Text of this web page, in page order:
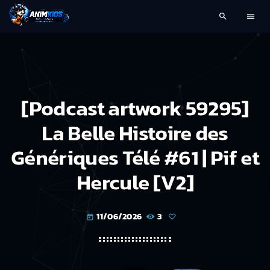
search menu
[Podcast artwork 59295]
La Belle Histoire des
Génériques Télé #61 | Pif et
Hercule [V2]
today 11/06/2026 3